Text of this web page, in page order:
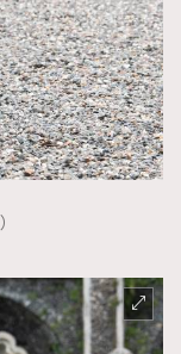
FigaroAesthetic